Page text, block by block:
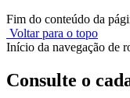
Fim do conteúdo da
Voltar para o topo
Início da navegação de
Consulte o